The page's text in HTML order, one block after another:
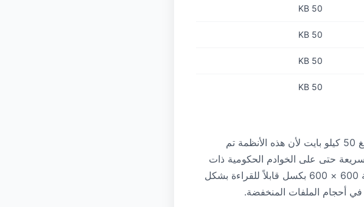
50 KB
50 KB
50 KB
50 KB
تحدد العديد من بوابات جوازات السفر والتأشيرات الرسمية حدًا يبلغ 50 كيلو بايت لأن هذه الأنظمة تم
حتى على الخوادم الحكومية ذات
حركة المرور العالية. لا يزال ملف JPEG بحجم 50 كيلو بايت بدقة 600 × 600 بكسل قابلاً للقراءة بشكل
أحجام الملفات المنخفضة.